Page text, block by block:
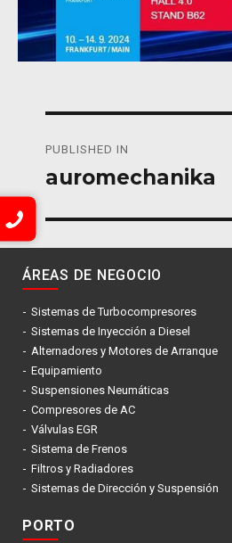
de
PUBLISHED IN
auromechanika
ÁREAS DE NEGOCIO
Sistemas de Turbocompresores
Sistemas de Inyección a Diesel
Alternadores y Motores de Arranque
Equipamiento
Suspensiones Neumáticas
Compresores de AC
Válvulas EGR
Sistema de Frenos
Filtros y Radiadores
Sistemas de Dirección y Suspensión
PORTO